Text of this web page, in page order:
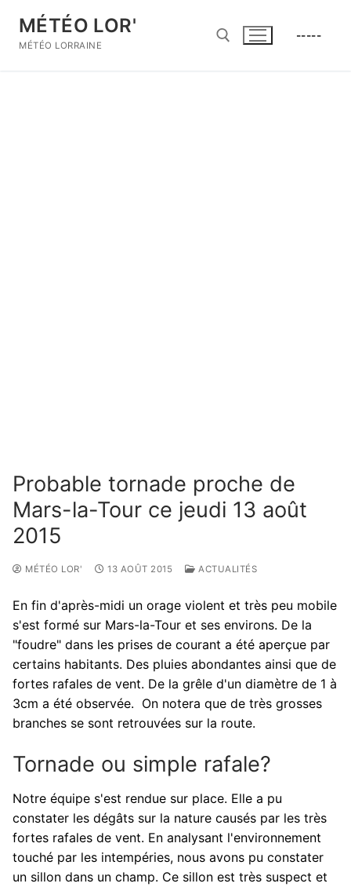
contenu
MÉTÉO LOR'
MÉTÉO LORRAINE
-----
Probable tornade proche de
Mars-la-Tour ce jeudi 13 août
2015
MÉTÉO LOR' 13 AOÛT 2015 ACTUALITÉS
En fin d'après-midi un orage violent et très peu mobile
s'est formé sur Mars-la-Tour et ses environs. De la
"foudre" dans les prises de courant a été aperçue par
certains habitants. Des pluies abondantes ainsi que de
fortes rafales de vent. De la grêle d'un diamètre de 1 à
3cm a été observée. On notera que de très grosses
branches se sont retrouvées sur la route.
Tornade ou simple rafale?
Notre équipe s'est rendue sur place. Elle a pu
constater les dégâts sur la nature causés par les très
fortes rafales de vent. En analysant l'environnement
touché par les intempéries, nous avons pu constater
un sillon dans un champ. Ce sillon est très suspect et